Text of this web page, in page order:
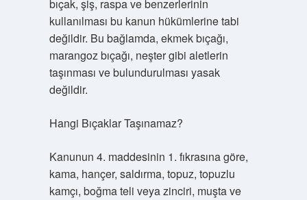
bıçak, şiş, raspa ve benzerlerinin
kullanılması bu kanun hükümlerine tabi
değildir. Bu bağlamda, ekmek bıçağı,
marangoz bıçağı, neşter gibi aletlerin
taşınması ve bulundurulması yasak
değildir.
Hangi Bıçaklar Taşınamaz?
Kanunun 4. maddesinin 1. fıkrasına göre,
kama, hançer, saldırma, topuz, topuzlu
kamçı, boğma teli veya zinciri, muşta ve